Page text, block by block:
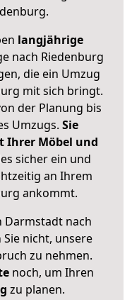
.
langjährige
nach Riedenburg
die ein Umzug
mit sich bringt.
der Planung bis
Umzugs. Sie
Ihrer Möbel und
sicher ein und
an Ihrem
ankommt.
Darmstadt nach
nicht, unsere
zu nehmen.
noch, um Ihren
zu planen.